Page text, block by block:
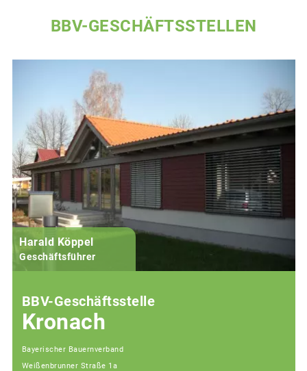
BBV-GESCHÄFTSSTELLEN
Harald Köppel
Geschäftsführer
BBV-Geschäftsstelle
Kronach
Bayerischer Bauernverband
Weißenbrunner Straße 1a